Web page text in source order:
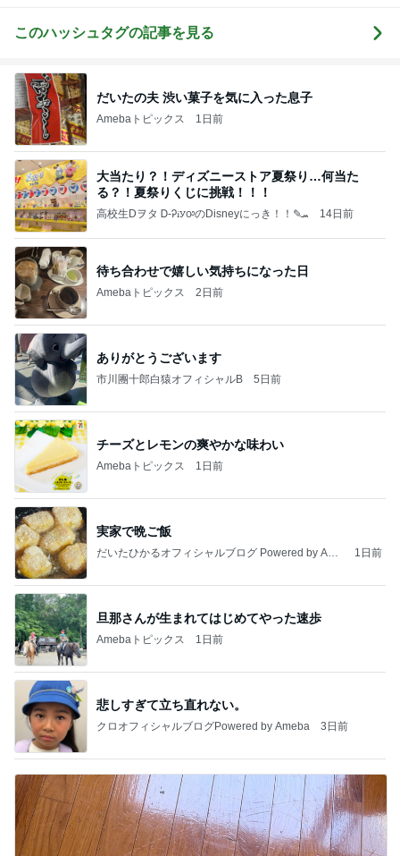
このハッシュタグの記事を見る
だいたの夫 渋い菓子を気に入った息子
Amebaトピックス 1日前
大当たり？！ディズニーストア夏祭り…何当た
る？！夏祭りくじに挑戦！！！
高校生Dヲタ Ꭰ-ᎮꭵꭹꭴのDisneyにっき！！✎ܚ 14日前
待ち合わせで嬉しい気持ちになった日
Amebaトピックス 2日前
ありがとうございます
市川團十郎白猿オフィシャルB 5日前
チーズとレモンの爽やかな味わい
Amebaトピックス 1日前
実家で晩ご飯
だいたひかるオフィシャルブログ Powered by Ame
1日前
旦那さんが生まれてはじめてやった速歩
Amebaトピックス 1日前
悲しすぎて立ち直れない。
クロオフィシャルブログPowered by Ameba 3日前